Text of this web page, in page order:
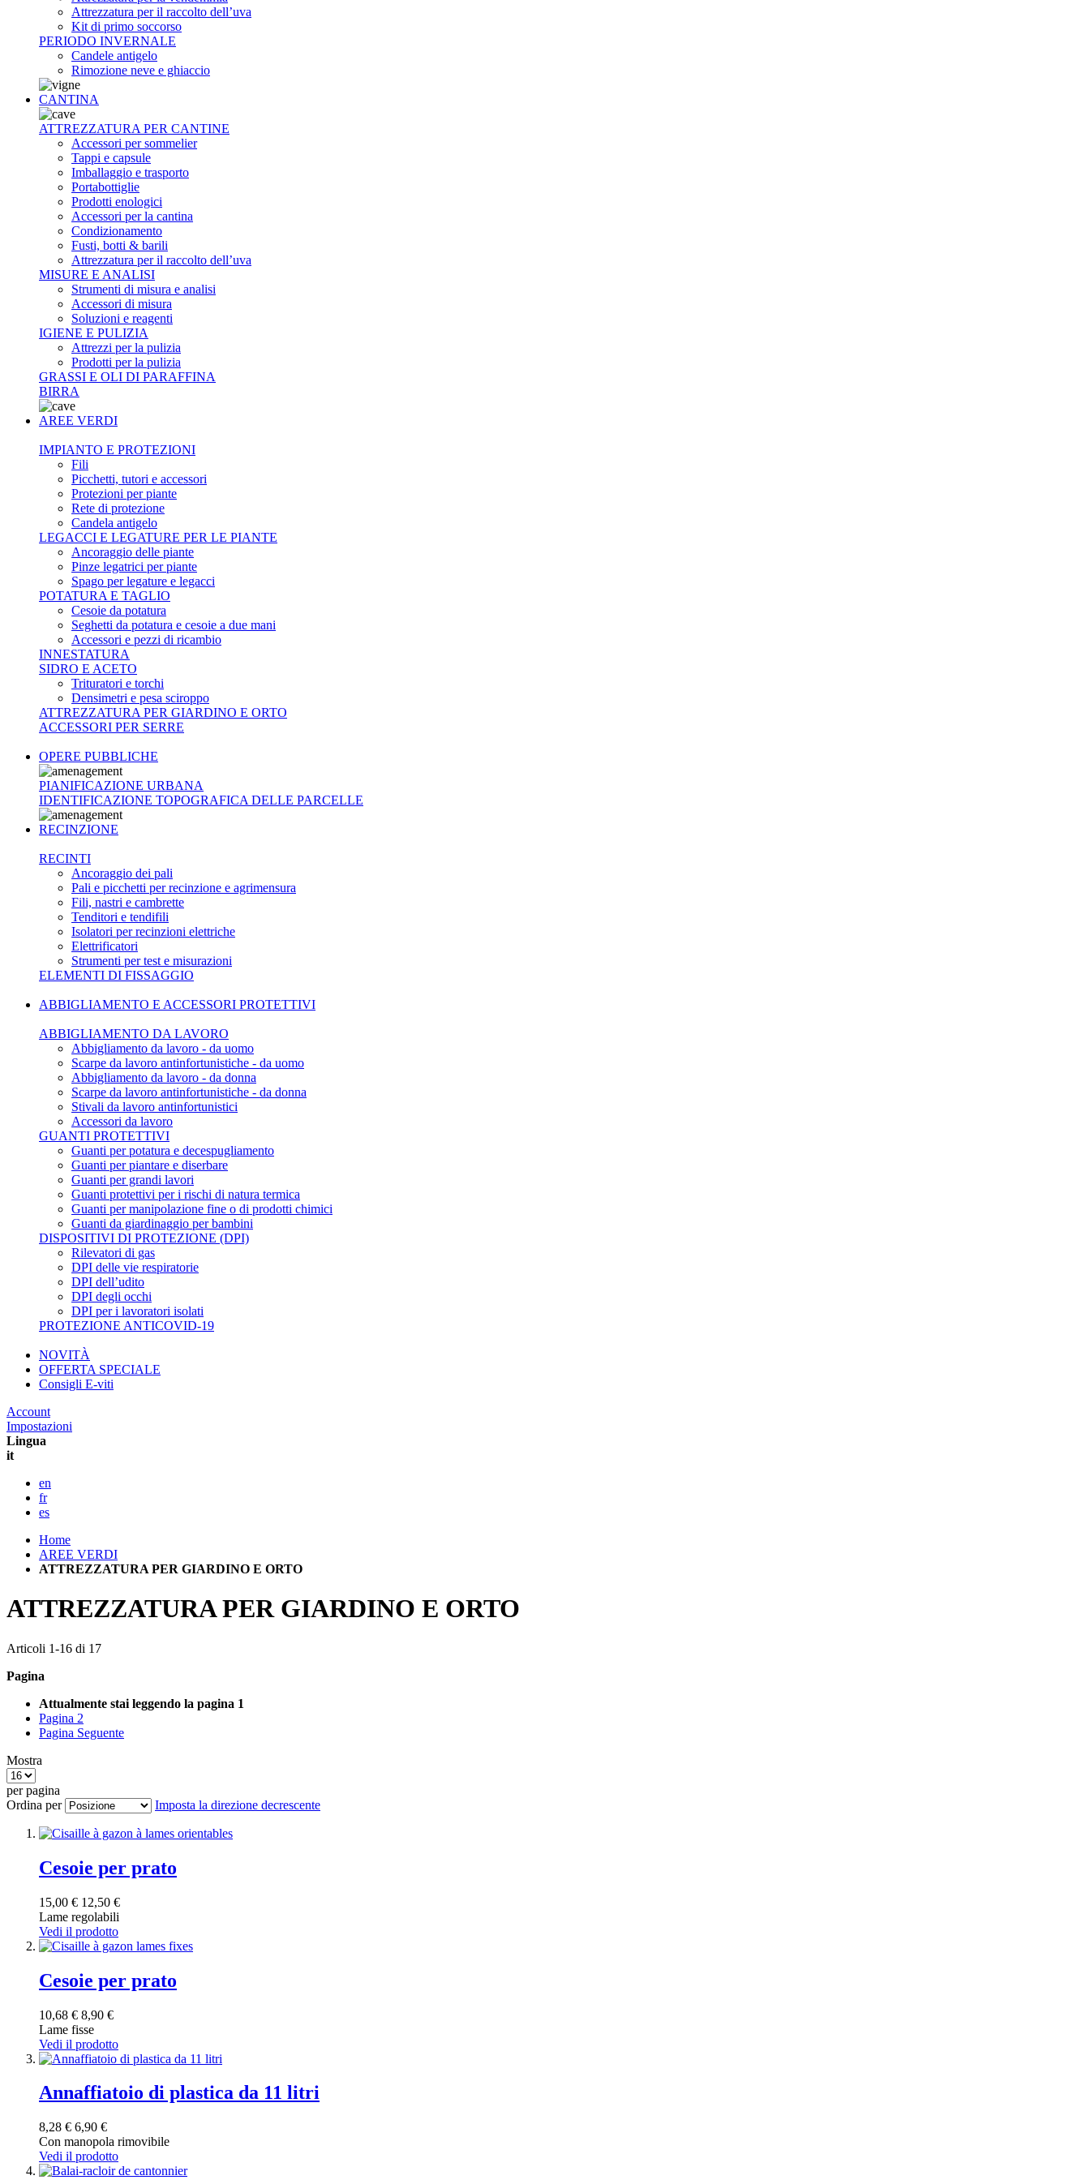
Attrezzatura per il raccolto dell’uva
Kit di primo soccorso
PERIODO INVERNALE
Candele antigelo
Rimozione neve e ghiaccio
CANTINA
ATTREZZATURA PER CANTINE
Accessori per sommelier
Tappi e capsule
Imballaggio e trasporto
Portabottiglie
Prodotti enologici
Accessori per la cantina
Condizionamento
Fusti, botti & barili
Attrezzatura per il raccolto dell’uva
MISURE E ANALISI
Strumenti di misura e analisi
Accessori di misura
Soluzioni e reagenti
IGIENE E PULIZIA
Attrezzi per la pulizia
Prodotti per la pulizia
GRASSI E OLI DI PARAFFINA
BIRRA
AREE VERDI
IMPIANTO E PROTEZIONI
Fili
Picchetti, tutori e accessori
Protezioni per piante
Rete di protezione
Candela antigelo
LEGACCI E LEGATURE PER LE PIANTE
Ancoraggio delle piante
Pinze legatrici per piante
Spago per legature e legacci
POTATURA E TAGLIO
Cesoie da potatura
Seghetti da potatura e cesoie a due mani
Accessori e pezzi di ricambio
INNESTATURA
SIDRO E ACETO
Trituratori e torchi
Densimetri e pesa sciroppo
ATTREZZATURA PER GIARDINO E ORTO
ACCESSORI PER SERRE
OPERE PUBBLICHE
PIANIFICAZIONE URBANA
IDENTIFICAZIONE TOPOGRAFICA DELLE PARCELLE
RECINZIONE
RECINTI
Ancoraggio dei pali
Pali e picchetti per recinzione e agrimensura
Fili, nastri e cambrette
Tenditori e tendifili
Isolatori per recinzioni elettriche
Elettrificatori
Strumenti per test e misurazioni
ELEMENTI DI FISSAGGIO
ABBIGLIAMENTO E ACCESSORI PROTETTIVI
ABBIGLIAMENTO DA LAVORO
Abbigliamento da lavoro - da uomo
Scarpe da lavoro antinfortunistiche - da uomo
Abbigliamento da lavoro - da donna
Scarpe da lavoro antinfortunistiche - da donna
Stivali da lavoro antinfortunistici
Accessori da lavoro
GUANTI PROTETTIVI
Guanti per potatura e decespugliamento
Guanti per piantare e diserbare
Guanti per grandi lavori
Guanti protettivi per i rischi di natura termica
Guanti per manipolazione fine o di prodotti chimici
Guanti da giardinaggio per bambini
DISPOSITIVI DI PROTEZIONE (DPI)
Rilevatori di gas
DPI delle vie respiratorie
DPI dell’udito
DPI degli occhi
DPI per i lavoratori isolati
PROTEZIONE ANTICOVID-19
NOVITÀ
OFFERTA SPECIALE
Consigli E-viti
Account
Impostazioni
Lingua
it
en
fr
es
Home
AREE VERDI
ATTREZZATURA PER GIARDINO E ORTO
ATTREZZATURA PER GIARDINO E ORTO
Articoli 1-16 di 17
Pagina
Attualmente stai leggendo la pagina 1
Pagina 2
Pagina Seguente
Mostra
per pagina
Ordina per
Imposta la direzione decrescente
Cesoie per prato
15,00 € 12,50 €
Lame regolabili
Vedi il prodotto
Cesoie per prato
10,68 € 8,90 €
Lame fisse
Vedi il prodotto
Annaffiatoio di plastica da 11 litri
8,28 € 6,90 €
Con manopola rimovibile
Vedi il prodotto